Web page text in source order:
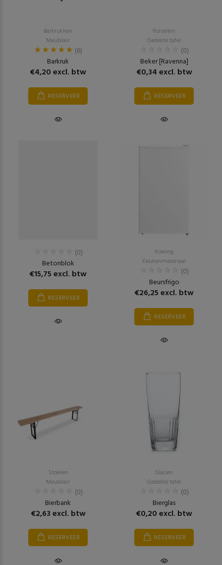
Barkrukken
Meubilair
(6)
Barkruk
€4,20 excl. btw
RESERVEER
Porselein
Gedekte tafel
(0)
Beker [Ravenna]
€0,34 excl. btw
RESERVEER
(0)
Betonblok
€15,75 excl. btw
RESERVEER
Koeling
Keukenmateriaal
(0)
Beursfrigo
€26,25 excl. btw
RESERVEER
Stoelen
Meubilair
(0)
Bierbank
€2,63 excl. btw
RESERVEER
Glazen
Gedekte tafel
(0)
Bierglas
€0,20 excl. btw
RESERVEER